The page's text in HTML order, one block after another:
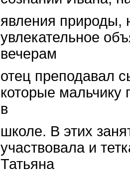
явления природы,
увлекательное
вечерам
отец преподавал
которые мальчику
в
школе. В этих
участвовала и
Татьяна